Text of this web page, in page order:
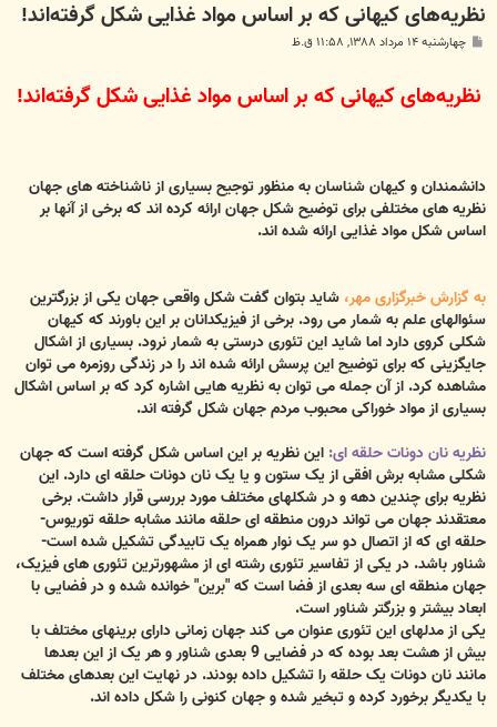
نظریه‌های کیهانی که بر اساس مواد غذایی شکل گرفته‌اند!
س
چهارشنبه ۱۴ مرداد ۱۳۸۸, ۱۱:۵۸ ق.ظ
نظریه‌های کیهانی که بر اساس مواد غذایی شکل گرفته‌اند!
دانشمندان و کیهان شناسان به منظور توجیح بسیاری از ناشناخته های جهان
نظریه های مختلفی برای توضیح شکل جهان ارائه کرده اند که برخی از آنها بر
اساس شکل مواد غذایی ارائه شده اند.
به گزارش خبرگزاری مهر، شاید بتوان گفت شکل واقعی جهان یکی از بزرگترین
سئوالهای علم به شمار می رود. برخی از فیزیکدانان بر این باورند که کیهان
شکلی کروی دارد اما شاید این تئوری درستی به شمار نرود. بسیاری از اشکال
جایگزینی که برای توضیح این پرسش ارائه شده اند را در زندگی روزمره می توان
مشاهده کرد. از آن جمله می توان به نظریه هایی اشاره کرد که بر اساس اشکال
بسیاری از مواد خوراکی محبوب مردم جهان شکل گرفته اند.
نظریه نان دونات حلقه ای: این نظریه بر این اساس شکل گرفته است که جهان
شکلی مشابه برش افقی از یک ستون و یا یک نان دونات حلقه ای دارد. این
نظریه برای چندین دهه و در شکلهای مختلف مورد بررسی قرار داشت. برخی
معتقدند جهان می تواند درون منطقه ای حلقه مانند مشابه حلقه توریوس-
حلقه ای که از اتصال دو سر یک نوار همراه یک تابیدگی تشکیل شده است-
شناور باشد. در یکی از تفاسیر تئوری رشته ای از مشهورترین تئوری های فیزیک،
جهان منطقه ای سه بعدی از فضا است که "برین" خوانده شده و در فضایی با
ابعاد بیشتر و بزرگتر شناور است.
یکی از مدلهای این تئوری عنوان می کند جهان زمانی دارای برینهای مختلف با
بیش از هشت بعد بوده که در فضایی 9 بعدی شناور و هر یک از این بعدها
مانند نان دونات یک حلقه را تشکیل داده بودند. در نهایت این بعدهای مختلف
با یکدیگر برخورد کرده و تبخیر شده و جهان کنونی را شکل داده اند.